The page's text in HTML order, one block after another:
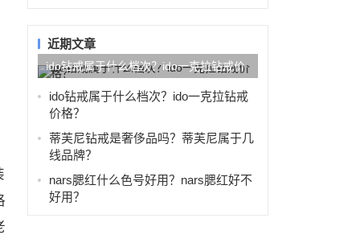
近期文章
ido钻戒属于什么档次？ido一克拉钻戒价
格？
ido钻戒属于什么档次？ido一克拉钻戒
价格？
蒂芙尼钻戒是奢侈品吗？蒂芙尼属于几
线品牌？
nars腮红什么色号好用？nars腮红好不
好用？